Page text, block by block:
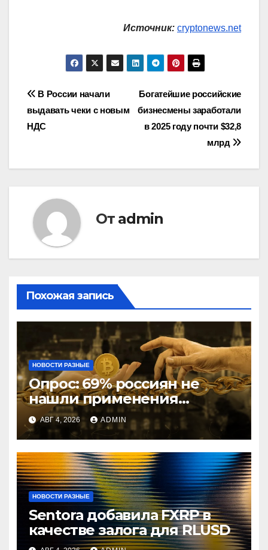
Источник: cryptonews.net
Навигация
по
Богатейшие российские
бизнесмены заработали
в 2025 году почти $32,8
млрд
В России начали
выдавать чеки с новым
НДС
От admin
Похожая запись
НОВОСТИ РАЗНЫЕ
Опрос: 69% россиян не
нашли применения
криптовалютам
АВГ 4, 2026 ADMIN
НОВОСТИ РАЗНЫЕ
Sentora добавила FXRP в
качестве залога для RLUSD